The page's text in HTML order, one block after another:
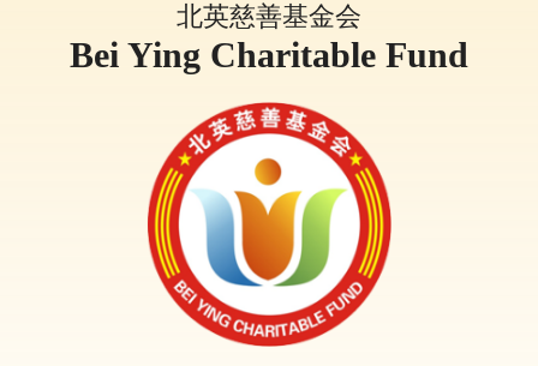
北英慈善基金会
Bei Ying Charitable Fund